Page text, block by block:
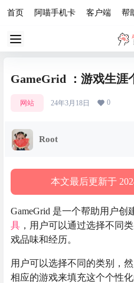
首页 阿喵手机卡 客户端 帮
GameGrid ：游戏生涯
网站 24年3月18日 0
Root
本文最后更新于
GameGrid 是一个帮助用户创
具 ，用户可以通过选择不同
戏品味和经历。
用户可以选择不同的类别，
相应的游戏来填充这个个性